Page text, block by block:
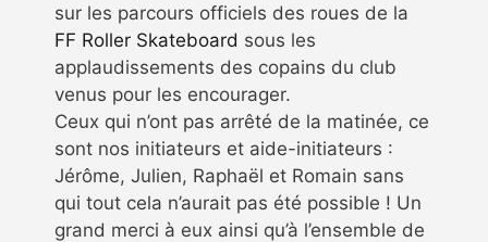
sur les parcours officiels des roues de la
FF Roller Skateboard sous les
applaudissements des copains du club
venus pour les encourager.
Ceux qui n’ont pas arrêté de la matinée, ce
sont nos initiateurs et aide-initiateurs :
Jérôme, Julien, Raphaël et Romain sans
qui tout cela n’aurait pas été possible ! Un
grand merci à eux ainsi qu’à l’ensemble de